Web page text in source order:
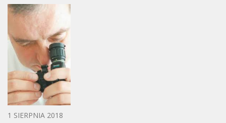
1 SIERPNIA 2018